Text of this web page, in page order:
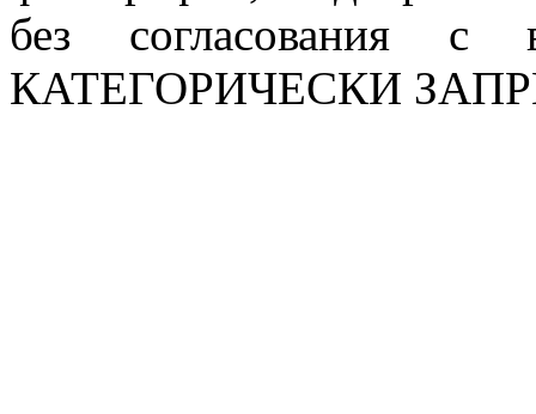
без согласования с
КАТЕГОРИЧЕСКИ